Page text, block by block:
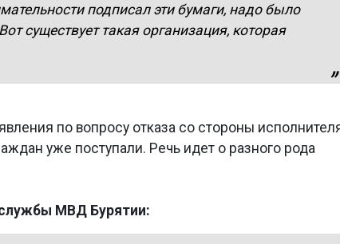
подписал эти бумаги, надо было
существует такая организация, которая
по вопросу отказа со стороны
уже поступали. Речь идет о разного рода
МВД Бурятии: